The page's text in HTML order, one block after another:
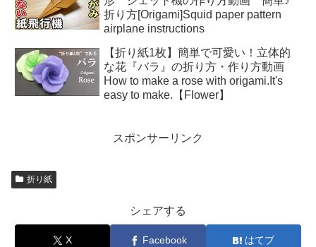
折り方[Origami]Squid paper pattern
airplane instructions
【折り紙1枚】簡単で可愛い！立体的
な花『バラ』の折り方・作り方動画
How to make a rose with origami.It's
easy to make.【Flower】
スポンサーリンク
折り紙
シェアする
X Facebook はてブ